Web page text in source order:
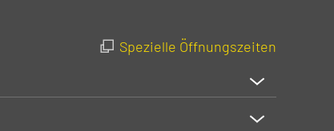
Spezielle Öffnungszeiten